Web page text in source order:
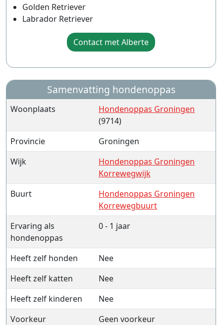
Golden Retriever
Labrador Retriever
Contact met Alberte
Samenvatting hondenoppas
Woonplaats
Hondenoppas Groningen
(9714)
Provincie
Groningen
Wijk
Hondenoppas Groningen
Korrewegwijk
Buurt
Hondenoppas Groningen
Korrewegbuurt
Ervaring als
hondenoppas
0 - 1 jaar
Heeft zelf honden
Nee
Heeft zelf katten
Nee
Heeft zelf kinderen
Nee
Voorkeur
Geen voorkeur